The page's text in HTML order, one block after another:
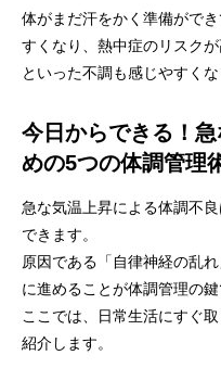
体がまだ汗をかく準備がで
すくなり、熱中症のリスク
といった不調も感じやすくな
今日からできる！
めの5つの体調管理
急な気温上昇による体調不
できます。
原因である「自律神経の乱
に進めることが体調管理の鍵
ここでは、日常生活にすぐ
紹介します。